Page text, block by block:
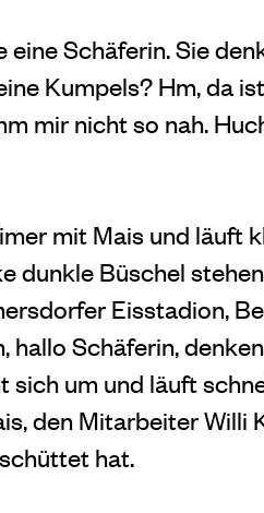
Schäferin. Sie
Kumpels? Hm, da
mir nicht so nah.
mit Mais und läuft
dunkle Büschel
Eisstadion,
hallo Schäferin,
sich um und läuft
den Mitarbeiter Willi
hat.